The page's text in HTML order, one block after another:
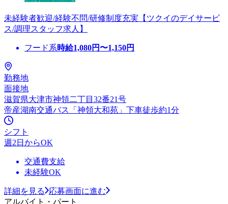
未経験者歓迎/経験不問/研修制度充実【ツクイのデイサービ
ス/調理スタッフ求人】
フード系時給1,080円〜1,150円
勤務地
面接地
滋賀県大津市神領二丁目32番21号
帝産湖南交通バス「神領大和苑」下車徒歩約1分
シフト
週2日からOK
交通費支給
未経験OK
詳細を見る
応募画面に進む
アルバイト・パート